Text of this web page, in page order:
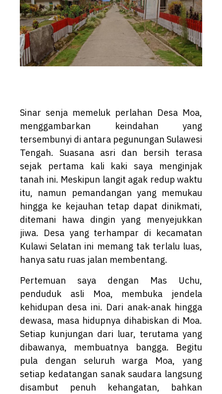
Sinar senja memeluk perlahan Desa Moa,
menggambarkan keindahan yang
tersembunyi di antara pegunungan Sulawesi
Tengah. Suasana asri dan bersih terasa
sejak pertama kali kaki saya menginjak
tanah ini. Meskipun langit agak redup waktu
itu, namun pemandangan yang memukau
hingga ke kejauhan tetap dapat dinikmati,
ditemani hawa dingin yang menyejukkan
jiwa. Desa yang terhampar di kecamatan
Kulawi Selatan ini memang tak terlalu luas,
hanya satu ruas jalan membentang.
Pertemuan saya dengan Mas Uchu,
penduduk asli Moa, membuka jendela
kehidupan desa ini. Dari anak-anak hingga
dewasa, masa hidupnya dihabiskan di Moa.
Setiap kunjungan dari luar, terutama yang
dibawanya, membuatnya bangga. Begitu
pula dengan seluruh warga Moa, yang
setiap kedatangan sanak saudara langsung
disambut penuh kehangatan, bahkan